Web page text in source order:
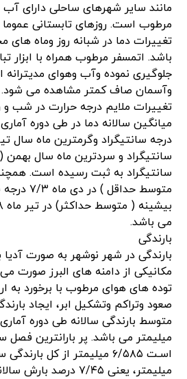
مانند سایر شهرهای ساحلی دارای آب
مرطوب است. روزهای تابستانی
تغییرات دما در شبانه روز وماه
باشد. اتمسفر مرطوب همراه با ابزار
جلوگیری نموده وآب وهوای
وآسمان صاف کمتر مشاهده می شود.
تغییرات ملایم درجه حرارت در شب و
سانتیگراد به ثبت رسیده است.
متوسط
می باشد.
بارندگی
بارندگی در شهر نوشهر به صورت آدیا
مکانیکی از دامنه های البرز صورت
توده های هوای مرطوب با برخورد به
صعود وتراکم وتشکیل ابر، ایجاد
میلیمتر می باشد. پر بارانترین فصل
میلیمتر، یعنی ۷/۴۵